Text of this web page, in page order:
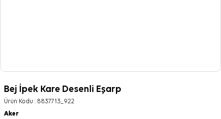
Bej İpek Kare Desenli Eşarp
Ürün Kodu : 8837713_922
Aker